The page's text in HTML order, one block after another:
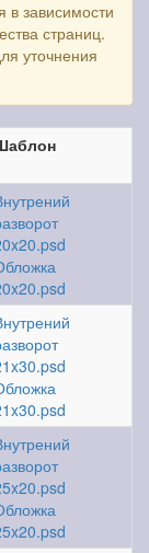
в зависимости
страниц.
уточнения